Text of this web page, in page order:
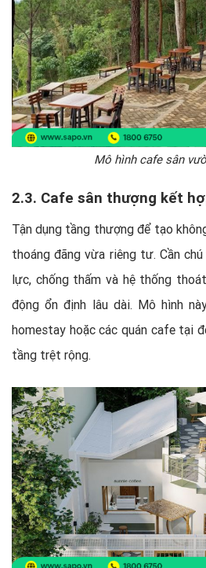
Mô hình cafe sân
2.3. Cafe sân thượng kết
Tận dụng tầng thượng để tạo
thoáng đãng vừa riêng tư. Cần
lực, chống thấm và hệ thống
động ổn định lâu dài. Mô hình
homestay hoặc các quán cafe tại
tầng trệt rộng.